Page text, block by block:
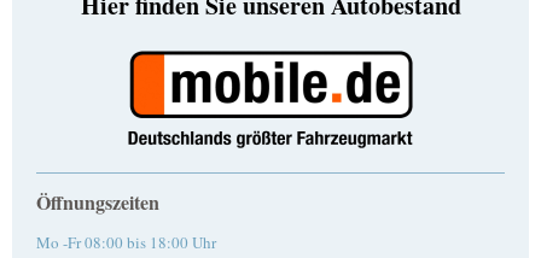
Öffnungszeiten
Mo -Fr 08:00 bis 18:00 Uhr